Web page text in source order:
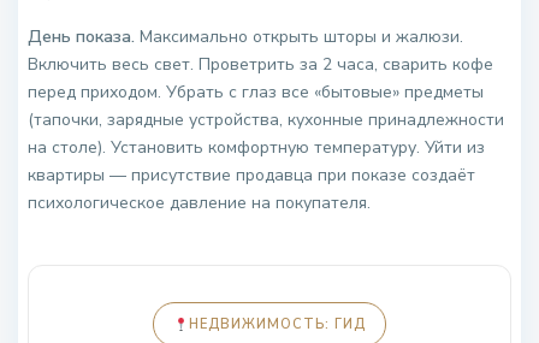
День показа. Максимально открыть шторы и жалюзи.
Включить весь свет. Проветрить за 2 часа, сварить кофе
перед приходом. Убрать с глаз все «бытовые» предметы
(тапочки, зарядные устройства, кухонные принадлежности
на столе). Установить комфортную температуру. Уйти из
квартиры — присутствие продавца при показе создаёт
психологическое давление на покупателя.
НЕДВИЖИМОСТЬ: ГИД